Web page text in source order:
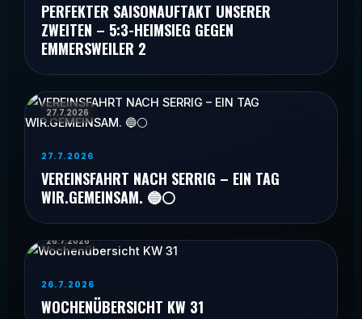
PERFEKTER SAISONAUFTAKT UNSERER
ZWEITEN – 5:3-HEIMSIEG GEGEN
EMMERSWEILER 2
27.7.2026
27.7.2026
VEREINSFAHRT NACH SERRIG – EIN TAG
WIR.GEMEINSAM. 🔵⚪
26.7.2026
26.7.2026
WOCHENÜBERSICHT KW 31